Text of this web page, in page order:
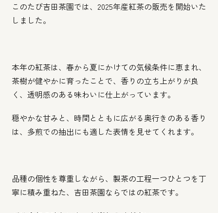
このたび吉田茶園では、2025年産紅茶の販売を開始いた
しました。
本年の紅茶は、春から夏にかけての気候条件に恵まれ、
茶樹が健やかに育ったことで、香りの立ち上がりが良
く、透明感のある味わいに仕上がっています。
穏やかな甘みと、時間とともに広がる奥行きのある香り
は、多煎での抽出にも適した表情を見せてくれます。
品種の個性を尊重しながら、製茶の工程一つひとつを丁
寧に積み重ねた、吉田茶園ならではの紅茶です。